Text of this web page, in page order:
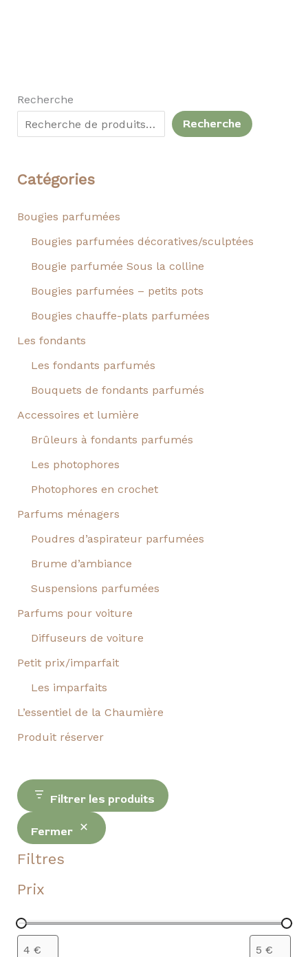
Recherche
Recherche
Catégories
Bougies parfumées
Bougies parfumées décoratives/sculptées
Bougie parfumée Sous la colline
Bougies parfumées – petits pots
Bougies chauffe-plats parfumées
Les fondants
Les fondants parfumés
Bouquets de fondants parfumés
Accessoires et lumière
Brûleurs à fondants parfumés
Les photophores
Photophores en crochet
Parfums ménagers
Poudres d’aspirateur parfumées
Brume d’ambiance
Suspensions parfumées
Parfums pour voiture
Diffuseurs de voiture
Petit prix/imparfait
Les imparfaits
L’essentiel de la Chaumière
Produit réserver
Filtrer les produits
Fermer
Filtres
Prix